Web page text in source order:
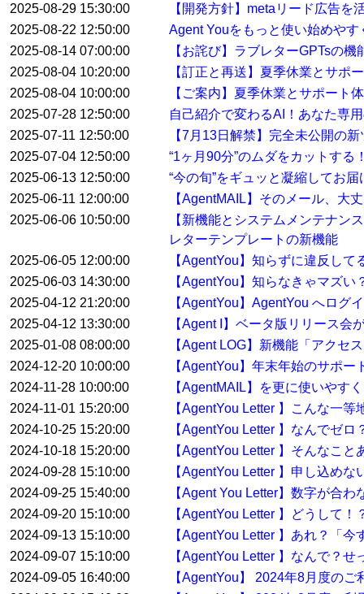
2025-08-29 15:30:00
【開発方針】metaリード広告を
2025-08-22 12:50:00
Agent Youをもっと使い始めや
2025-08-14 07:00:00
【お詫び】ラブレターGPTsの
2025-08-04 10:20:00
【訂正と再送】夏季休業とサポ
2025-08-04 10:00:00
【ご案内】夏季休業とサポート
2025-07-28 12:50:00
自己紹介で変わるAI！あなた専
2025-07-11 12:50:00
【7月13日解禁】完全未公開の
2025-07-04 12:50:00
“1ヶ月90分”のムダをカットす
2025-06-13 12:50:00
“今の旬”をギュッと凝縮してお
2025-06-11 12:00:00
【AgentMAIL】そのメール、大
2025-06-06 10:50:00
【新機能とシステムメンテナン
レターテンプレートの新機能
2025-06-05 12:00:00
【AgentYou】知らずに違反し
2025-06-03 14:30:00
【AgentYou】知らなきゃマズ
2025-04-12 21:20:00
【AgentYou】AgentYou へログ
2025-04-12 13:30:00
【Agent I】ベータ版リリース会
2025-01-08 08:00:00
【Agent LOG】新機能「アクセ
2024-12-20 10:00:00
【AgentYou】年末年始のサポー
2024-11-28 10:00:00
【AgentMAIL】を更に使いやす
2024-11-01 15:20:00
【AgentYou Letter 】こんな一
2024-10-25 15:20:00
【AgentYou Letter 】なんでゼ
2024-10-18 15:20:00
【AgentYou Letter 】そんなこ
2024-09-28 15:10:00
【AgentYou Letter 】申し込め
2024-09-25 15:40:00
【Agent You Letter】数字が合
2024-09-20 15:10:00
【AgentYou Letter 】どうして
2024-09-13 15:10:00
【AgentYou Letter 】あれ？「
2024-09-07 15:10:00
【AgentYou Letter 】なんで？
2024-09-05 16:40:00
【AgentYou】 2024年8月度の